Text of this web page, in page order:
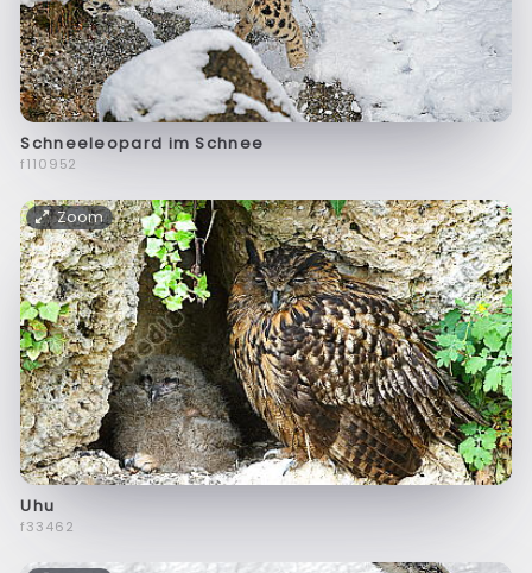
Schneeleopard im Schnee
f110952
Zoom
Uhu
f33462